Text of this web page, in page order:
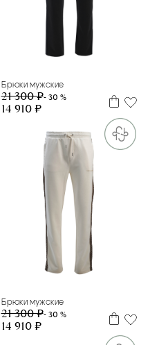
Брюки мужские
21 300 ₽- 30 %
14 910 ₽
L XL
Брюки мужские
21 300 ₽- 30 %
14 910 ₽